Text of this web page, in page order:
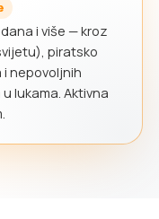
i više — kroz
piratsko
nepovoljnih
lukama. Aktivna